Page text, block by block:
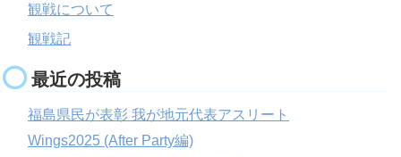
観戦について
観戦記
最近の投稿
福島県民が表彰 我が地元代表アスリート
Wings2025 (After Party編)